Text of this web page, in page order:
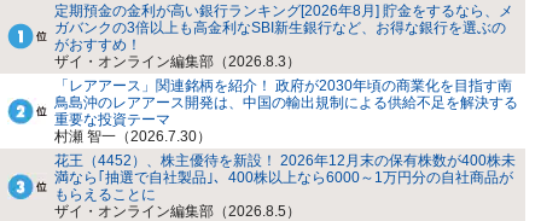
定期預金の金利が高い銀行ランキング[2026年8月] 貯金をするなら、メ
ガバンクの3倍以上も高金利なSBI新生銀行など、お得な銀行を選ぶの
がおすすめ！
ザイ・オンライン編集部（2026.8.3）
「レアアース」関連銘柄を紹介！ 政府が2030年頃の商業化を目指す南
鳥島沖のレアアース開発は、中国の輸出規制による供給不足を解決する
重要な投資テーマ
村瀬 智一（2026.7.30）
花王（4452）、株主優待を新設！ 2026年12月末の保有株数が400株未
満なら｢抽選で自社製品｣、400株以上なら6000～1万円分の自社商品が
もらえることに
ザイ・オンライン編集部（2026.8.5）